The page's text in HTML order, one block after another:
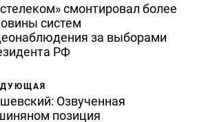
смонтировал более
систем
за выборами
РФ
Озвученная
позиция